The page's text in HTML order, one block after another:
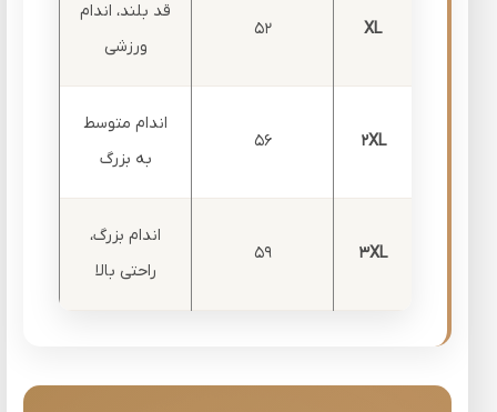
XL
52
قد بلند، اندام
ورزشی
2XL
56
اندام متوسط
به بزرگ
3XL
59
اندام بزرگ،
راحتی بالا